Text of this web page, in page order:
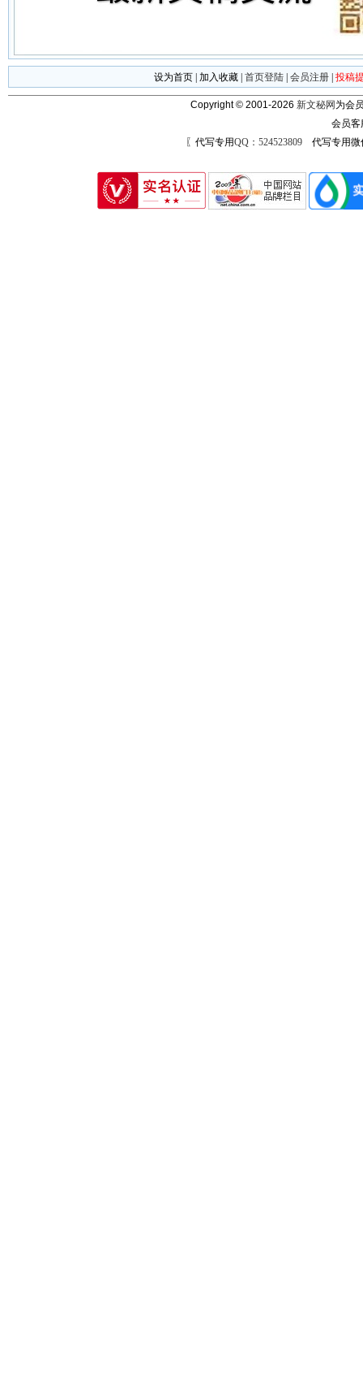
设为首页 加入收藏 首页登陆 会员注册 投稿
Copyright © 2001-2026 新文秘网 为会
会员
〖代写专用QQ：524523809代写专用微